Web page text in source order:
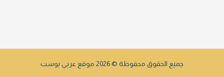
جميع الحقوق محفوظة © 2026 موقع عربي بوست